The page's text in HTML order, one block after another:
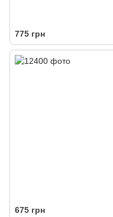
775 грн
675 грн